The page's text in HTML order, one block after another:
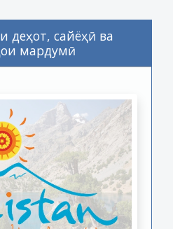
деҳот, сайёҳӣ ва
мардумӣ